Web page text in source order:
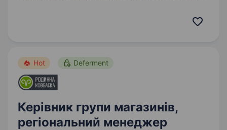
Hot Deferment
Керівник групи магазинів,
регіональний менеджер